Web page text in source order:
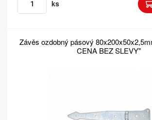
ks
Závěs ozdobný pásový
CENA BEZ SLEVY"